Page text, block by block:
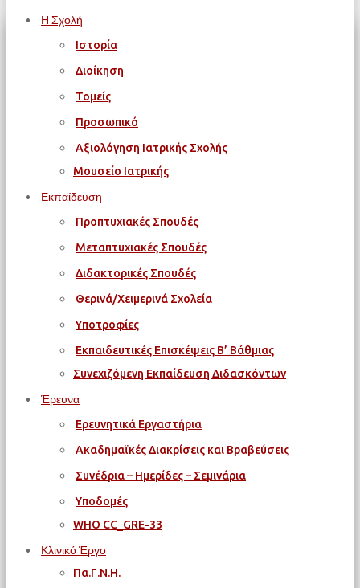
Η Σχολή
Ιστορία
Διοίκηση
Τομείς
Προσωπικό
Αξιολόγηση Ιατρικής Σχολής
Μουσείο Ιατρικής
Εκπαίδευση
Προπτυχιακές Σπουδές
Μεταπτυχιακές Σπουδές
Διδακτορικές Σπουδές
Θερινά/Χειμερινά Σχολεία
Υποτροφίες
Εκπαιδευτικές Επισκέψεις Β’ Βάθμιας
Συνεχιζόμενη Εκπαίδευση Διδασκόντων
Έρευνα
Ερευνητικά Εργαστήρια
Ακαδημαϊκές Διακρίσεις και Βραβεύσεις
Συνέδρια – Ημερίδες – Σεμινάρια
Υποδομές
WΗΟ CC_GRE-33
Κλινικό Έργο
Πα.Γ.Ν.Η.